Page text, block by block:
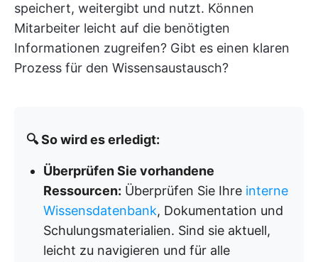
speichert, weitergibt und nutzt. Können
Mitarbeiter leicht auf die benötigten
Informationen zugreifen? Gibt es einen klaren
Prozess für den Wissensaustausch?
🔍 So wird es erledigt:
Überprüfen Sie vorhandene
Ressourcen: Überprüfen Sie Ihre interne
Wissensdatenbank, Dokumentation und
Schulungsmaterialien. Sind sie aktuell,
leicht zu navigieren und für alle